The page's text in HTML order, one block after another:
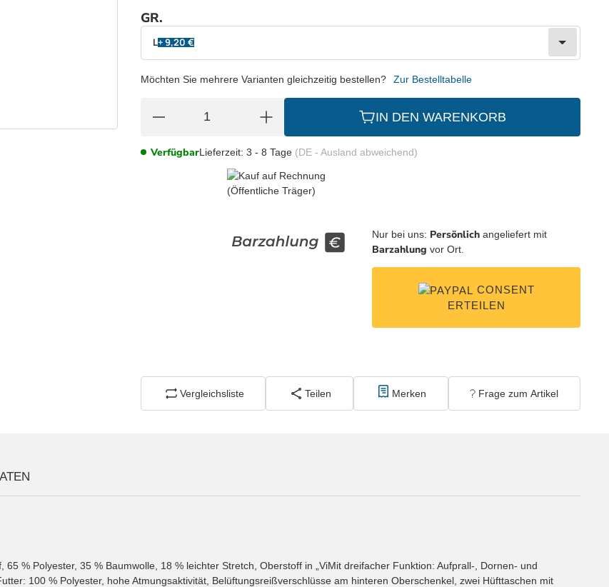
GR.
L+ 9,20 €
Möchten Sie mehrere Varianten gleichzeitig bestellen? Zur Bestelltabelle
IN DEN WARENKORB
VerfügbarLieferzeit: 3 - 8 Tage (DE - Ausland abweichend)
Nur bei uns: Persönlich angeliefert mit
Barzahlung vor Ort.
CONSENT
ERTEILEN
Vergleichsliste Teilen Merken Frage zum Artikel
% Polyester, 35 % Baumwolle, 18 % leichter Stretch, Oberstoff in „ViMit dreifacher Funktion: Aufprall-, Dornen- und
100 % Polyester, hohe Atmungsaktivität, Belüftungsreißverschlüsse am hinteren Oberschenkel, zwei Hüfttaschen mit